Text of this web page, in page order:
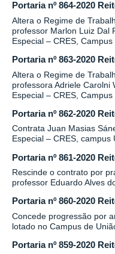
Portaria nº 864-2020
Altera o Regime de
professor Marlon Luiz Dal
Especial – CRES,
Portaria nº 863-2020
Altera o Regime de
professora Adriele Carolni
Especial – CRES,
Portaria nº 862-2020
Contrata Juan Masias
Especial – CRES, campus
Portaria nº 861-2020
Rescinde o contrato por
professor Eduardo Alves
Portaria nº 860-2020
Concede progressão por
lotado no Campus de
Portaria nº 859-2020